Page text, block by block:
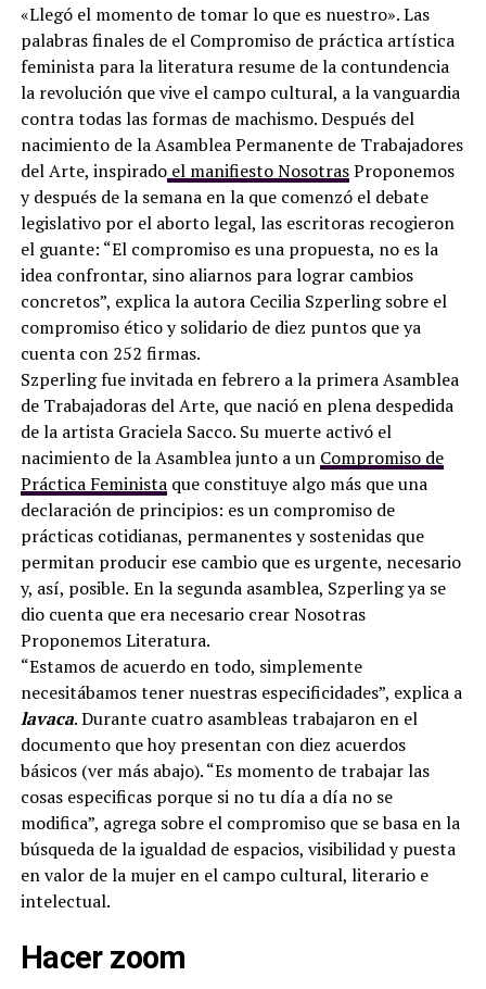
«Llegó el momento de tomar lo que es nuestro». Las
palabras finales de el Compromiso de práctica artística
feminista para la literatura resume de la contundencia
la revolución que vive el campo cultural, a la vanguardia
contra todas las formas de machismo. Después del
nacimiento de la Asamblea Permanente de Trabajadores
del Arte, inspiradoel manifiesto NosotrasProponemos
y después de la semana en la que comenzó el debate
legislativo por el aborto legal, las escritoras recogieron
el guante: “El compromiso es una propuesta, no es la
idea confrontar, sino aliarnos para lograr cambios
concretos”, explica la autora Cecilia Szperling sobre el
compromiso ético y solidario de diez puntos que ya
cuenta con 252 firmas.
Szperling fue invitada en febrero a la primera Asamblea
de Trabajadoras del Arte, que nació en plena despedida
de la artista Graciela Sacco. Su muerte activó el
nacimiento de la Asamblea junto a un Compromiso de
Práctica Feministaque constituye algo más que una
declaración de principios: es un compromiso de
prácticas cotidianas, permanentes y sostenidas que
permitan producir ese cambio que es urgente, necesario
y, así, posible. En la segunda asamblea, Szperling ya se
dio cuenta que era necesario crear Nosotras
Proponemos Literatura.
“Estamos de acuerdo en todo, simplemente
necesitábamos tener nuestras especificidades”, explica a
lavaca. Durante cuatro asambleas trabajaron en el
documento que hoy presentan con diez acuerdos
básicos (ver más abajo). “Es momento de trabajar las
cosas especificas porque si no tu día a día no se
modifica”, agrega sobre el compromiso que se basa en la
búsqueda de la igualdad de espacios, visibilidad y puesta
en valor de la mujer en el campo cultural, literario e
intelectual.
Hacer zoom